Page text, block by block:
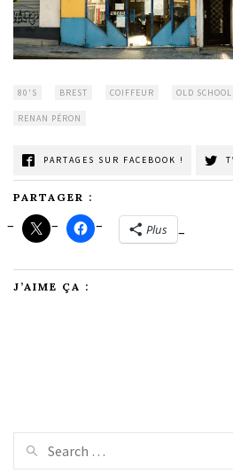
80'S BREST COIFFEUR OLD SCHOOL
RENAN PÉRON
PARTAGES SUR FACEBOOK !
PARTAGER :
Plus
J’AIME ÇA :